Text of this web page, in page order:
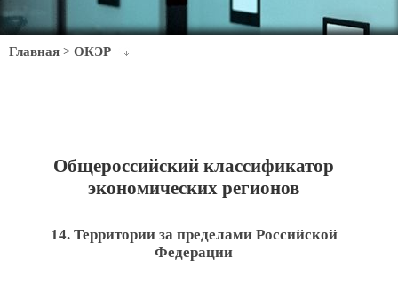
Главная > ОКЭР
Общероссийский классификатор
экономических регионов
14. Территории за пределами Российской
Федерации